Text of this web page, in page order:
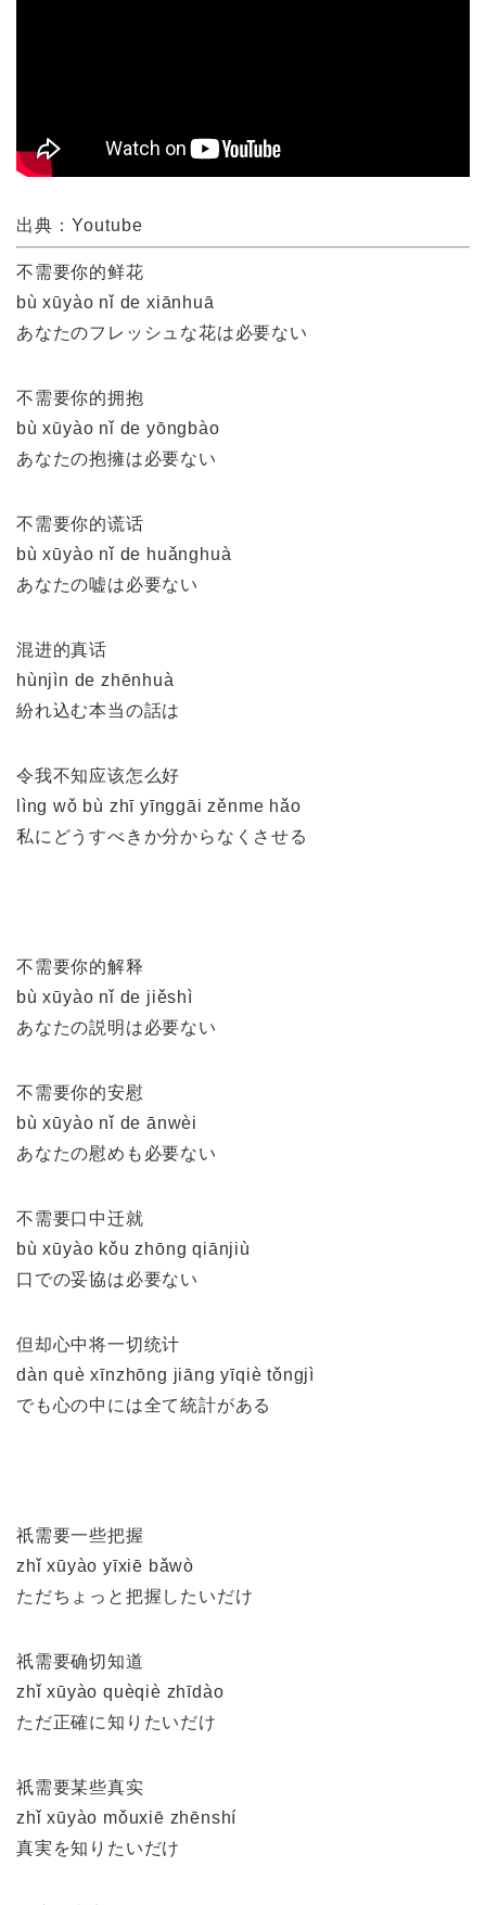
出典：Youtube
不需要你的鲜花
bù xūyào nǐ de xiānhuā
あなたのフレッシュな花は必要ない
不需要你的拥抱
bù xūyào nǐ de yōngbào
あなたの抱擁は必要ない
不需要你的谎话
bù xūyào nǐ de huǎnghuà
あなたの嘘は必要ない
混进的真话
hùnjìn de zhēnhuà
紛れ込む本当の話は
令我不知应该怎么好
lìng wǒ bù zhī yīnggāi zěnme hǎo
私にどうすべきか分からなくさせる
不需要你的解释
bù xūyào nǐ de jiěshì
あなたの説明は必要ない
不需要你的安慰
bù xūyào nǐ de ānwèi
あなたの慰めも必要ない
不需要口中迁就
bù xūyào kǒu zhōng qiānjiù
口での妥協は必要ない
但却心中将一切统计
dàn què xīnzhōng jiāng yīqiè tǒngjì
でも心の中には全て統計がある
祇需要一些把握
zhǐ xūyào yīxiē bǎwò
ただちょっと把握したいだけ
祇需要确切知道
zhǐ xūyào quèqiè zhīdào
ただ正確に知りたいだけ
祇需要某些真实
zhǐ xūyào mǒuxiē zhēnshí
真実を知りたいだけ